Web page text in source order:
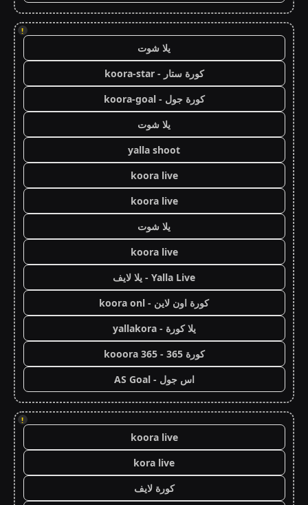
!
يلا شوت
كورة ستار - koora-star
كورة جول - koora-goal
يلا شوت
yalla shoot
koora live
koora live
يلا شوت
koora live
Yalla Live - يلا لايف
كورة اون لاين - koora onl
يلا كورة - yallakora
كورة 365 - kooora 365
اس جول - AS Goal
!
koora live
kora live
كورة لايف